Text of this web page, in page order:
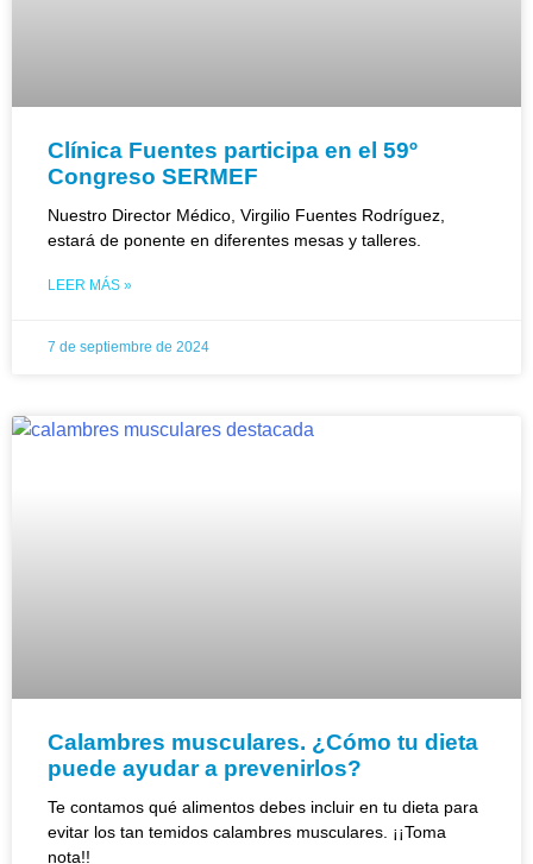
Clínica Fuentes participa en el 59º
Congreso SERMEF
Nuestro Director Médico, Virgilio Fuentes Rodríguez,
estará de ponente en diferentes mesas y talleres.
LEER MÁS »
7 de septiembre de 2024
Calambres musculares. ¿Cómo tu dieta
puede ayudar a prevenirlos?
Te contamos qué alimentos debes incluir en tu dieta para
evitar los tan temidos calambres musculares. ¡¡Toma
nota!!